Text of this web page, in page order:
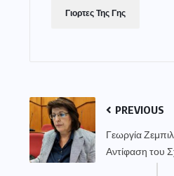
Γιορτες Της Γης
PREVIOUS
Γεωργία
Αντίφαση του